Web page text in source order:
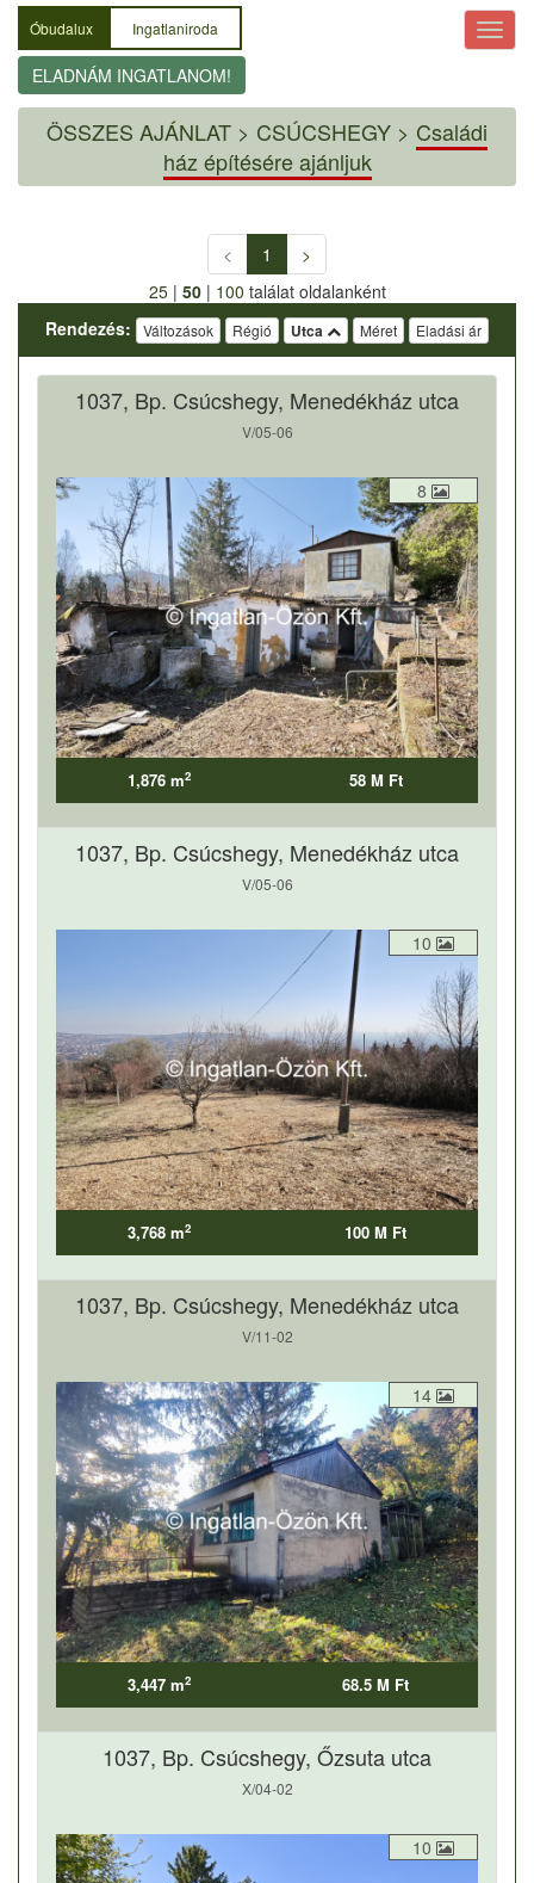
Óbudalux Ingatlaniroda
ELADNÁM INGATLANOM!
ÖSSZES AJÁNLAT > CSÚCSHEGY > Családi
ház építésére ajánljuk
< 1
>
25| 50| 100 találat oldalanként
Rendezés:
Változások Régió Utca Méret Eladási ár
1037, Bp. Csúcshegy, Menedékház utca
V/05-06
8
1,876 m2 58 M Ft
1037, Bp. Csúcshegy, Menedékház utca
V/05-06
10
3,768 m2 100 M Ft
1037, Bp. Csúcshegy, Menedékház utca
V/11-02
14
3,447 m2 68.5 M Ft
1037, Bp. Csúcshegy, Őzsuta utca
X/04-02
10